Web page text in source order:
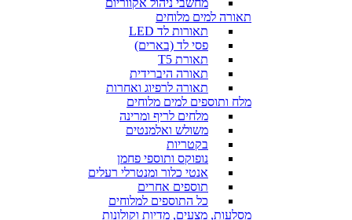
תאורה למים מלוחים
תאורות לד LED
פסי לד (בארים)
תאורת T5
תאורה היברידית
תאורה לרפיוג ואחרות
מלח ותוספים למים מלוחים
מלחים לריף ומרינה
משולש ואלמנטים
בקטריות
נופוקס ותוספי פחמן
אנטי כלור ומנטרלי רעלים
תוספים אחרים
כל התוספים למלוחים
מסלעות, מצעים, מדיות וקולונות